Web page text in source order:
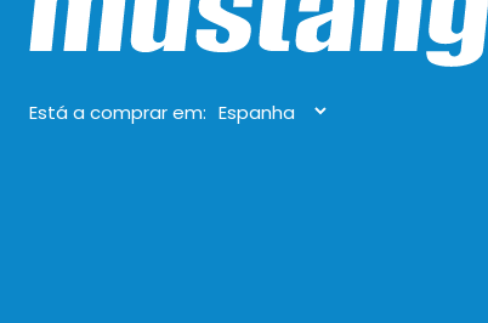
Está a comprar em: